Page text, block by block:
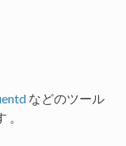
などのツール